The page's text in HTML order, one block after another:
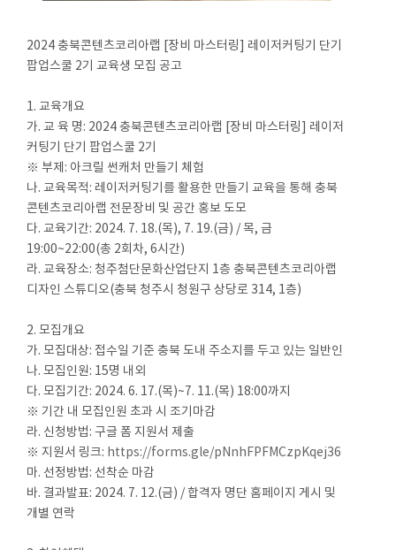
2024 충북콘텐츠코리아랩 [장비 마스터링] 레이저커팅기 단기
팝업스쿨 2기 교육생 모집 공고
1. 교육개요
가. 교 육 명: 2024 충북콘텐츠코리아랩 [장비 마스터링] 레이저
커팅기 단기 팝업스쿨 2기
※ 부제: 아크릴 썬캐처 만들기 체험
나. 교육목적: 레이저커팅기를 활용한 만들기 교육을 통해 충북
콘텐츠코리아랩 전문장비 및 공간 홍보 도모
다. 교육기간: 2024. 7. 18.(목), 7. 19.(금) / 목, 금
19:00~22:00(총 2회차, 6시간)
라. 교육장소: 청주첨단문화산업단지 1층 충북콘텐츠코리아랩
디자인 스튜디오(충북 청주시 청원구 상당로 314, 1층)
2. 모집개요
가. 모집대상: 접수일 기준 충북 도내 주소지를 두고 있는 일반인
나. 모집인원: 15명 내외
다. 모집기간: 2024. 6. 17.(목)~7. 11.(목) 18:00까지
※ 기간 내 모집인원 초과 시 조기마감
라. 신청방법: 구글 폼 지원서 제출
※ 지원서 링크: https://forms.gle/pNnhFPFMCzpKqej36
마. 선정방법: 선착순 마감
바. 결과발표: 2024. 7. 12.(금) / 합격자 명단 홈페이지 게시 및
개별 연락